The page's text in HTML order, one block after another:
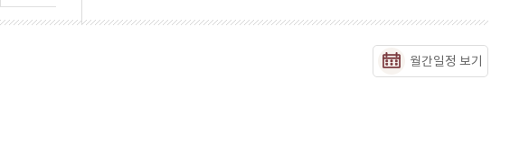
월간일정 보기